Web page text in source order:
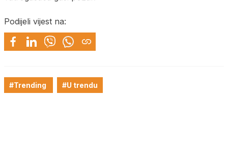
Podijeli vijest na:
#Trending #U trendu